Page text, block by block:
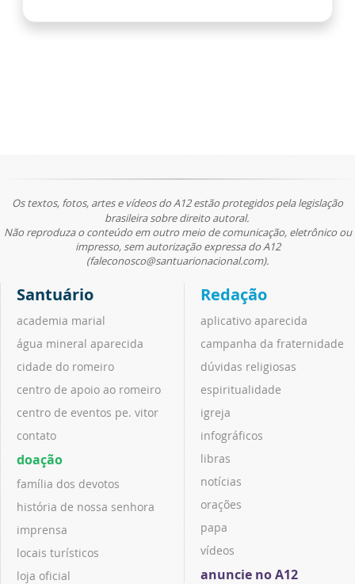
Os textos, fotos, artes e vídeos do A12 estão protegidos pela legislação
brasileira sobre direito autoral.
Não reproduza o conteúdo em outro meio de comunicação, eletrônico ou
impresso, sem autorização expressa do A12
(faleconosco@santuarionacional.com).
Santuário
academia marial
água mineral aparecida
cidade do romeiro
centro de apoio ao romeiro
centro de eventos pe. vitor
contato
doação
família dos devotos
história de nossa senhora
imprensa
locais turísticos
loja oficial
Redação
aplicativo aparecida
campanha da fraternidade
dúvidas religiosas
espiritualidade
igreja
infográficos
libras
notícias
orações
papa
vídeos
anuncie no A12